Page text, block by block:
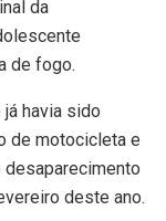
da
de fogo.
havia sido
de motocicleta e
deste ano.